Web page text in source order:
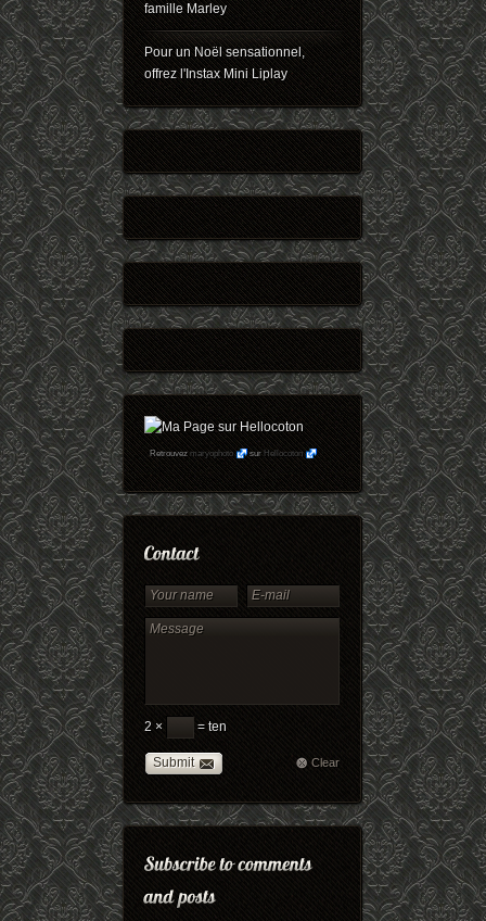
famille Marley
Pour un Noël sensationnel,
offrez l'Instax Mini Liplay
Retrouvezmaryophoto surHellocoton
2 × = ten
Submit Clear